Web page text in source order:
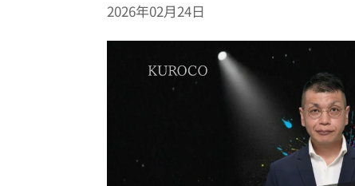
2026年02月24日